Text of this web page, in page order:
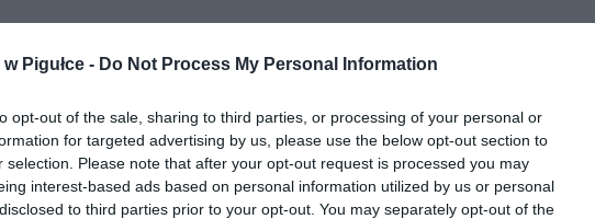
Pigułce - Do Not Process My Personal Information
opt-out of the sale, sharing to third parties, or processing of your personal or
for targeted advertising by us, please use the below opt-out section to
selection. Please note that after your opt-out request is processed you may
interest-based ads based on personal information utilized by us or personal
to third parties prior to your opt-out. You may separately opt-out of the
ad